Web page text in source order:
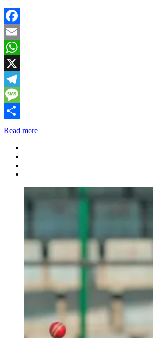
Facebook
Email
WhatsApp
X
Telegram
Message
Share
Read more